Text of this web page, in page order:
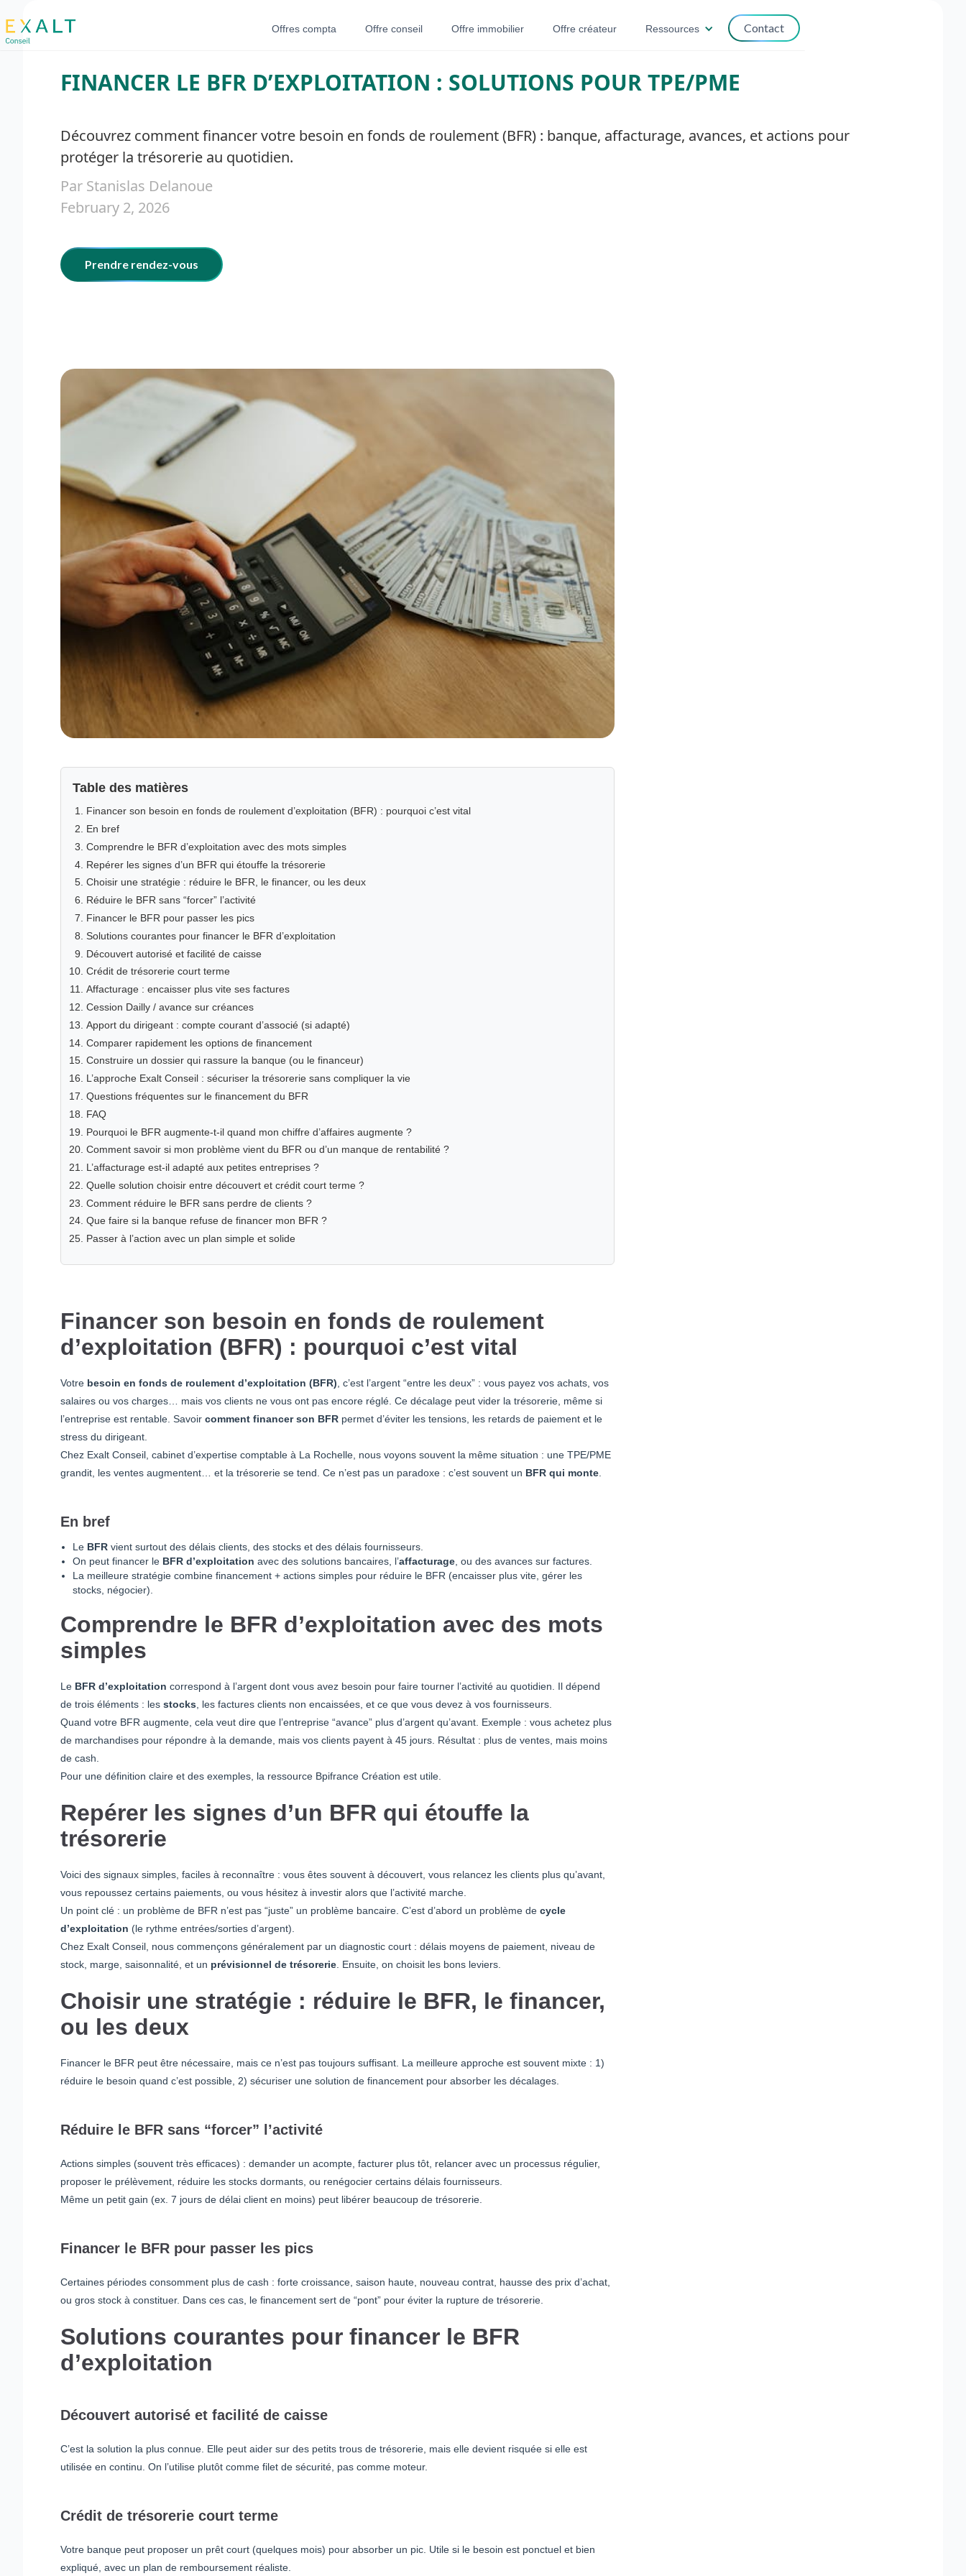
Offres compta Offre conseil Offre immobilier Offre créateur Ressources Contact
FINANCER LE BFR D’EXPLOITATION : SOLUTIONS POUR TPE/PME
Découvrez comment financer votre besoin en fonds de roulement (BFR) : banque, affacturage, avances, et actions pour
protéger la trésorerie au quotidien.
Par Stanislas Delanoue
February 2, 2026
Prendre rendez-vous
Table des matières
Financer son besoin en fonds de roulement d’exploitation (BFR) : pourquoi c’est vital
En bref
Comprendre le BFR d’exploitation avec des mots simples
Repérer les signes d’un BFR qui étouffe la trésorerie
Choisir une stratégie : réduire le BFR, le financer, ou les deux
Réduire le BFR sans “forcer” l’activité
Financer le BFR pour passer les pics
Solutions courantes pour financer le BFR d’exploitation
Découvert autorisé et facilité de caisse
Crédit de trésorerie court terme
Affacturage : encaisser plus vite ses factures
Cession Dailly / avance sur créances
Apport du dirigeant : compte courant d’associé (si adapté)
Comparer rapidement les options de financement‍
Construire un dossier qui rassure la banque (ou le financeur)
L’approche Exalt Conseil : sécuriser la trésorerie sans compliquer la vie
Questions fréquentes sur le financement du BFR
FAQ
Pourquoi le BFR augmente-t-il quand mon chiffre d’affaires augmente ?
Comment savoir si mon problème vient du BFR ou d’un manque de rentabilité ?
L’affacturage est-il adapté aux petites entreprises ?
Quelle solution choisir entre découvert et crédit court terme ?
Comment réduire le BFR sans perdre de clients ?
Que faire si la banque refuse de financer mon BFR ?
Passer à l’action avec un plan simple et solide
Financer son besoin en fonds de roulement
d’exploitation (BFR) : pourquoi c’est vital
Votre besoin en fonds de roulement d’exploitation (BFR), c’est l’argent “entre les deux” : vous payez vos achats, vos
salaires ou vos charges… mais vos clients ne vous ont pas encore réglé. Ce décalage peut vider la trésorerie, même si
l’entreprise est rentable. Savoir comment financer son BFR permet d’éviter les tensions, les retards de paiement et le
stress du dirigeant.
Chez Exalt Conseil, cabinet d’expertise comptable à La Rochelle, nous voyons souvent la même situation : une TPE/PME
grandit, les ventes augmentent… et la trésorerie se tend. Ce n’est pas un paradoxe : c’est souvent un BFR qui monte.
En bref
Le BFR vient surtout des délais clients, des stocks et des délais fournisseurs.
On peut financer le BFR d’exploitation avec des solutions bancaires, l’affacturage, ou des avances sur factures.
La meilleure stratégie combine financement + actions simples pour réduire le BFR (encaisser plus vite, gérer les
stocks, négocier).
Comprendre le BFR d’exploitation avec des mots
simples
Le BFR d’exploitation correspond à l’argent dont vous avez besoin pour faire tourner l’activité au quotidien. Il dépend
de trois éléments : les stocks, les factures clients non encaissées, et ce que vous devez à vos fournisseurs.
Quand votre BFR augmente, cela veut dire que l’entreprise “avance” plus d’argent qu’avant. Exemple : vous achetez plus
de marchandises pour répondre à la demande, mais vos clients payent à 45 jours. Résultat : plus de ventes, mais moins
de cash.
Pour une définition claire et des exemples, la ressource Bpifrance Création est utile.
Repérer les signes d’un BFR qui étouffe la
trésorerie
Voici des signaux simples, faciles à reconnaître : vous êtes souvent à découvert, vous relancez les clients plus qu’avant,
vous repoussez certains paiements, ou vous hésitez à investir alors que l’activité marche.
Un point clé : un problème de BFR n’est pas “juste” un problème bancaire. C’est d’abord un problème de cycle
d’exploitation (le rythme entrées/sorties d’argent).
Chez Exalt Conseil, nous commençons généralement par un diagnostic court : délais moyens de paiement, niveau de
stock, marge, saisonnalité, et un prévisionnel de trésorerie. Ensuite, on choisit les bons leviers.
Choisir une stratégie : réduire le BFR, le financer,
ou les deux
Financer le BFR peut être nécessaire, mais ce n’est pas toujours suffisant. La meilleure approche est souvent mixte : 1)
réduire le besoin quand c’est possible, 2) sécuriser une solution de financement pour absorber les décalages.
Réduire le BFR sans “forcer” l’activité
Actions simples (souvent très efficaces) : demander un acompte, facturer plus tôt, relancer avec un processus régulier,
proposer le prélèvement, réduire les stocks dormants, ou renégocier certains délais fournisseurs.
Même un petit gain (ex. 7 jours de délai client en moins) peut libérer beaucoup de trésorerie.
Financer le BFR pour passer les pics
Certaines périodes consomment plus de cash : forte croissance, saison haute, nouveau contrat, hausse des prix d’achat,
ou gros stock à constituer. Dans ces cas, le financement sert de “pont” pour éviter la rupture de trésorerie.
Solutions courantes pour financer le BFR
d’exploitation
Découvert autorisé et facilité de caisse
C’est la solution la plus connue. Elle peut aider sur des petits trous de trésorerie, mais elle devient risquée si elle est
utilisée en continu. On l’utilise plutôt comme filet de sécurité, pas comme moteur.
Crédit de trésorerie court terme
Votre banque peut proposer un prêt court (quelques mois) pour absorber un pic. Utile si le besoin est ponctuel et bien
expliqué, avec un plan de remboursement réaliste.